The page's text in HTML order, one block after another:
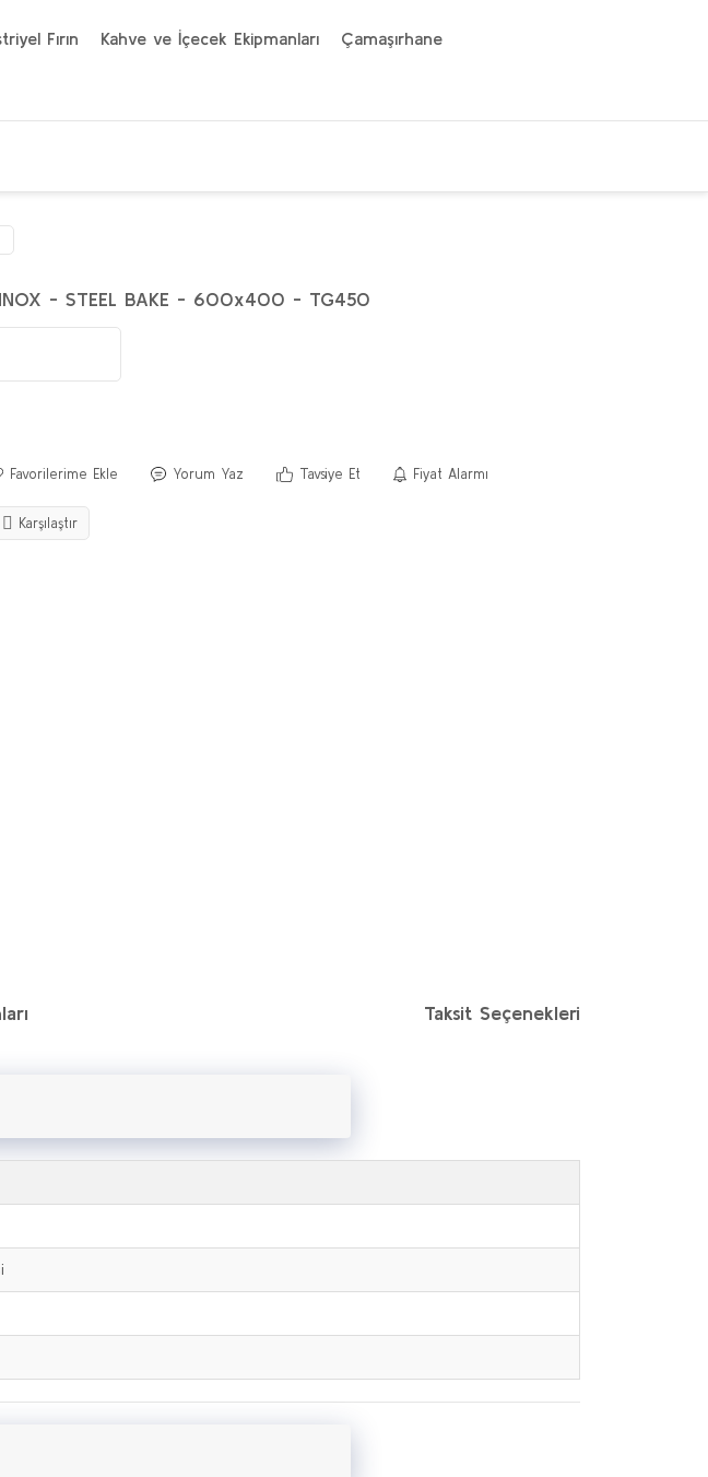
Fırın Kahve ve İçecek Ekipmanları Çamaşırhane
- STEEL BAKE - 600x400 - TG450
Yorum Yaz Tavsiye Et Fiyat Alarmı
Karşılaştır
Taksit Seçenekleri